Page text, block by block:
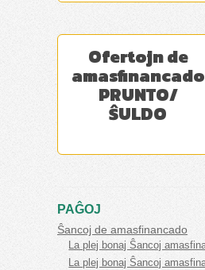
Ofertojn de
amasfinancado
PRUNTO/
ŜULDO
PAĜOJ
Ŝancoj de amasfinancado
La plej bonaj Ŝancoj
La plej bonaj Ŝancoj